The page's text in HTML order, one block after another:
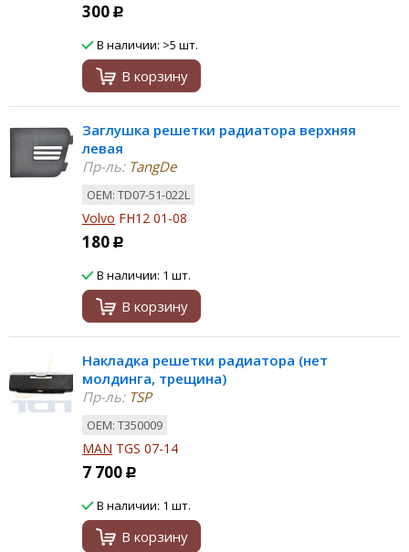
300 Р
В наличии: >5 шт.
В корзину
Заглушка решетки радиатора верхняя
левая
Пр-ль:TangDe
ОЕМ: TD07-51-022L
Volvo FH12 01-08
180 Р
В наличии: 1 шт.
В корзину
Накладка решетки радиатора (нет
молдинга, трещина)
Пр-ль:TSP
ОЕМ: T350009
MAN TGS 07-14
7 700 Р
В наличии: 1 шт.
В корзину